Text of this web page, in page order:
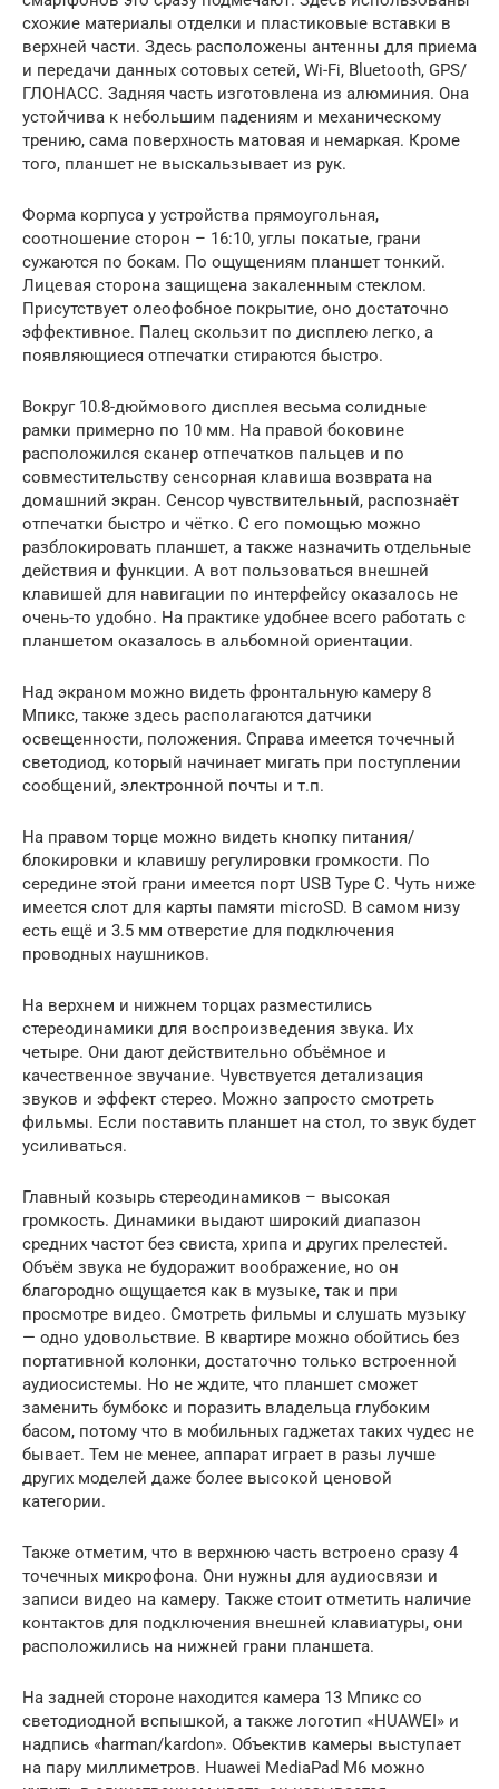
схожие материалы отделки и пластиковые вставки в
верхней части. Здесь расположены антенны для приема
и передачи данных сотовых сетей, Wi-Fi, Bluetooth, GPS/
ГЛОНАСС. Задняя часть изготовлена из алюминия. Она
устойчива к небольшим падениям и механическому
трению, сама поверхность матовая и немаркая. Кроме
того, планшет не выскальзывает из рук.
Форма корпуса у устройства прямоугольная,
соотношение сторон – 16:10, углы покатые, грани
сужаются по бокам. По ощущениям планшет тонкий.
Лицевая сторона защищена закаленным стеклом.
Присутствует олеофобное покрытие, оно достаточно
эффективное. Палец скользит по дисплею легко, а
появляющиеся отпечатки стираются быстро.
Вокруг 10.8-дюймового дисплея весьма солидные
рамки примерно по 10 мм. На правой боковине
расположился сканер отпечатков пальцев и по
совместительству сенсорная клавиша возврата на
домашний экран. Сенсор чувствительный, распознаёт
отпечатки быстро и чётко. С его помощью можно
разблокировать планшет, а также назначить отдельные
действия и функции. А вот пользоваться внешней
клавишей для навигации по интерфейсу оказалось не
очень-то удобно. На практике удобнее всего работать с
планшетом оказалось в альбомной ориентации.
Над экраном можно видеть фронтальную камеру 8
Мпикс, также здесь располагаются датчики
освещенности, положения. Справа имеется точечный
светодиод, который начинает мигать при поступлении
сообщений, электронной почты и т.п.
На правом торце можно видеть кнопку питания/
блокировки и клавишу регулировки громкости. По
середине этой грани имеется порт USB Type C. Чуть ниже
имеется слот для карты памяти microSD. В самом низу
есть ещё и 3.5 мм отверстие для подключения
проводных наушников.
На верхнем и нижнем торцах разместились
стереодинамики для воспроизведения звука. Их
четыре. Они дают действительно объёмное и
качественное звучание. Чувствуется детализация
звуков и эффект стерео. Можно запросто смотреть
фильмы. Если поставить планшет на стол, то звук будет
усиливаться.
Главный козырь стереодинамиков – высокая
громкость. Динамики выдают широкий диапазон
средних частот без свиста, хрипа и других прелестей.
Объём звука не будоражит воображение, но он
благородно ощущается как в музыке, так и при
просмотре видео. Смотреть фильмы и слушать музыку
— одно удовольствие. В квартире можно обойтись без
портативной колонки, достаточно только встроенной
аудиосистемы. Но не ждите, что планшет сможет
заменить бумбокс и поразить владельца глубоким
басом, потому что в мобильных гаджетах таких чудес не
бывает. Тем не менее, аппарат играет в разы лучше
других моделей даже более высокой ценовой
категории.
Также отметим, что в верхнюю часть встроено сразу 4
точечных микрофона. Они нужны для аудиосвязи и
записи видео на камеру. Также стоит отметить наличие
контактов для подключения внешней клавиатуры, они
расположились на нижней грани планшета.
На задней стороне находится камера 13 Мпикс со
светодиодной вспышкой, а также логотип «HUAWEI» и
надпись «harman/kardon». Объектив камеры выступает
на пару миллиметров. Huawei MediaPad M6 можно